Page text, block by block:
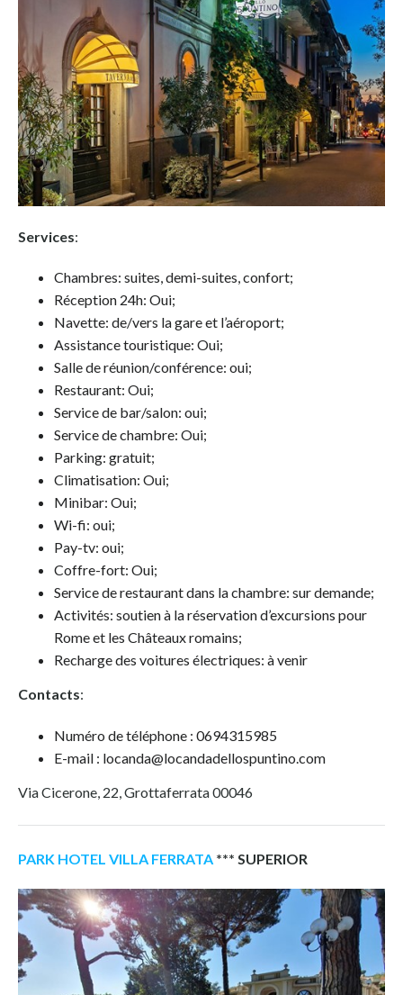
Services:
Chambres: suites, demi-suites, confort;
Réception 24h: Oui;
Navette: de/vers la gare et l’aéroport;
Assistance touristique: Oui;
Salle de réunion/conférence: oui;
Restaurant: Oui;
Service de bar/salon: oui;
Service de chambre: Oui;
Parking: gratuit;
Climatisation: Oui;
Minibar: Oui;
Wi-fi: oui;
Pay-tv: oui;
Coffre-fort: Oui;
Service de restaurant dans la chambre: sur demande;
Activités: soutien à la réservation d’excursions pour
Rome et les Châteaux romains;
Recharge des voitures électriques: à venir
Contacts:
Numéro de téléphone : 0694315985
E-mail : locanda@locandadellospuntino.com
Via Cicerone, 22, Grottaferrata 00046
PARK HOTEL VILLA FERRATA *** SUPERIOR